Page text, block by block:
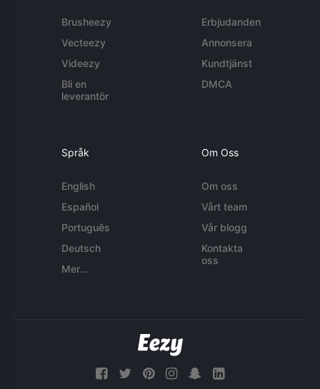
Brusheezy
Vecteezy
Videezy
Bli en
leverantör
Erbjudanden
Annonsera
Kundtjänst
DMCA
Språk
English
Español
Português
Deutsch
Mer...
Om Oss
Om oss
Vårt team
Vår blogg
Kontakta
oss